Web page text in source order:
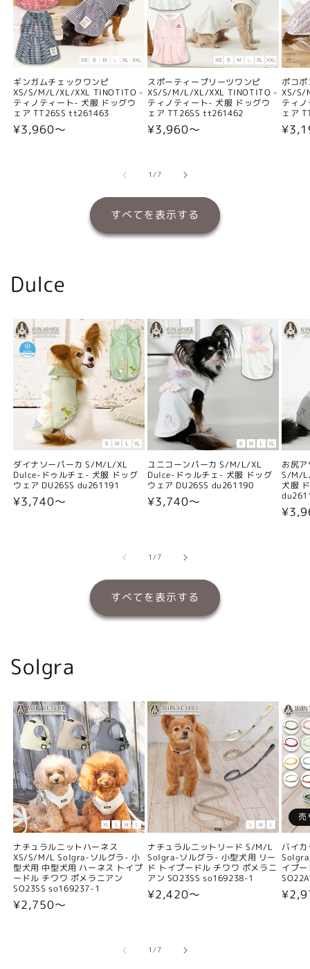
ギンガムチェックワンピ
XS/S/M/L/XL/XXL TINOTITO -
ティノティート- 犬服 ドッグウ
ェア TT26SS tt261463
通
¥3,960〜
スポーティープリーツワンピ
XS/S/M/L/XL/XXL TINOTITO -
ティノティート- 犬服 ドッグウ
ェア TT26SS tt261462
通
格
¥3,960〜
ポコ
XS/S/
ティ
ェア
通
1/の
7
すべてを表示する
Dulce
ダイナソーパーカ S/M/L/XL
Dulce-ドゥルチェ- 犬服 ドッグ
ウェア DU26SS du261191
通
¥3,740〜
ユニコーンパーカ S/M/L/XL
Dulce-ドゥルチェ- 犬服 ドッグ
ウェア DU26SS du261190
通
¥3,740〜
お尻
S/M/
犬服
通
1/の
7
すべてを表示する
Solgra
ナチュラルニットハーネス
XS/S/M/L Solgra-ソルグラ- 小
型犬用 中型犬用 ハーネス トイプ
ードル チワワ ポメラニアン
SO23SS so169237-1
通
¥2,750〜
ナチュラルニットリード S/M/L
Solgra-ソルグラ- 小型犬用 リー
ド トイプードル チワワ ポメラニ
アン SO23SS so169238-1
通
¥2,420〜
売
バイ
イプ
通
1/の
7